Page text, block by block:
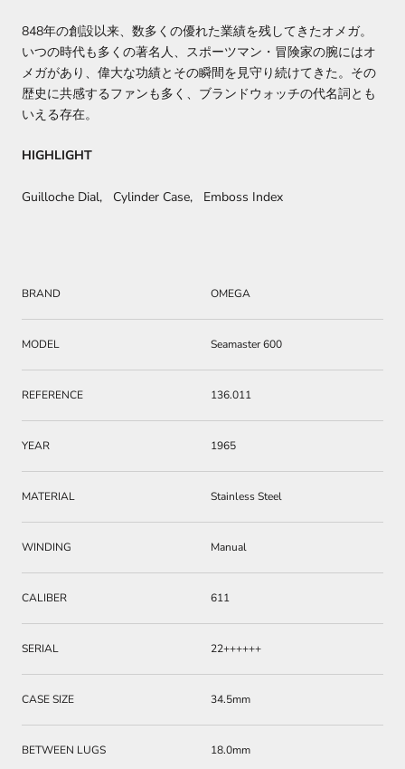
848年の創設以来、数多くの優れた業績を残してきたオメガ。
いつの時代も多くの著名人、スポーツマン・冒険家の腕にはオ
メガがあり、偉大な功績とその瞬間を見守り続けてきた。その
歴史に共感するファンも多く、ブランドウォッチの代名詞とも
いえる存在。
HIGHLIGHT
Guilloche Dial, Cylinder Case, Emboss Index
BRAND OMEGA
MODEL Seamaster 600
REFERENCE 136.011
YEAR 1965
MATERIAL Stainless Steel
WINDING Manual
CALIBER 611
SERIAL 22++++++
CASE SIZE 34.5mm
BETWEEN LUGS 18.0mm